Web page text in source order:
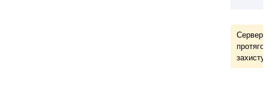
Сервер
захисту